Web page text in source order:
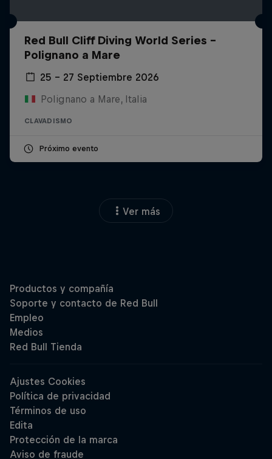
Red Bull Cliff Diving World Series -
Polignano a Mare
25 – 27 Septiembre 2026
Polignano a Mare, Italia
CLAVADISMO
Próximo evento
Ver más